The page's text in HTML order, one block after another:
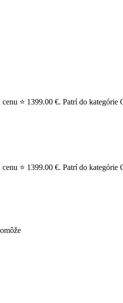
⭐ 1399.00 €. Patrí do kategórie
⭐ 1399.00 €. Patrí do